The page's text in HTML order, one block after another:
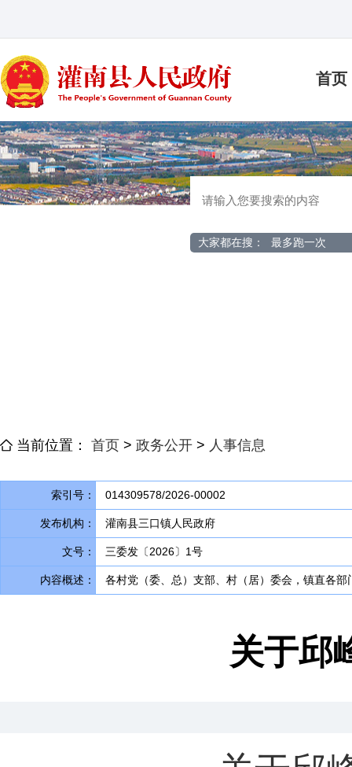
首页
大家都在搜： 最多跑一次
当前位置： 首页 > 政务公开 > 人事信息
索引号： 014309578/2026-00002
发布机构： 灌南县三口镇人民政府
文号： 三委发〔2026〕1号
内容概述： 各村党（委、总）支部、村（居）委会， 镇直各部
关于邱